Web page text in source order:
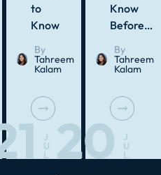
to
Know
By
Tahreem
Kalam
J
U
L
Know
Before…
By
Tahreem
Kalam
20
J
U
L